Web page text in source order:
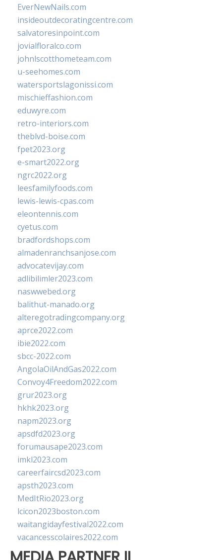
EverNewNails.com
insideoutdecoratingcentre.com
salvatoresinpoint.com
jovialfloralco.com
johnlscotthometeam.com
u-seehomes.com
watersportslagonissi.com
mischieffashion.com
eduwyre.com
retro-interiors.com
theblvd-boise.com
fpet2023.org
e-smart2022.org
ngrc2022.org
leesfamilyfoods.com
lewis-lewis-cpas.com
eleontennis.com
cyetus.com
bradfordshops.com
almadenranchsanjose.com
advocatevijay.com
adlibilimler2023.com
naswwebed.org
balithut-manado.org
alteregotradingcompany.org
aprce2022.com
ibie2022.com
sbcc-2022.com
AngolaOilAndGas2022.com
Convoy4Freedom2022.com
grur2023.org
hkhk2023.org
napm2023.org
apsdfd2023.org
forumausape2023.com
imkl2023.com
careerfaircsd2023.com
apsth2023.com
MedItRio2023.org
lcicon2023boston.com
waitangidayfestival2022.com
vacancesscolaires2022.com